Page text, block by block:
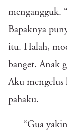
mengangguk.
Bapaknya
itu. Halah,
banget. Anak
Aku mengelus
pahaku.
“Gua